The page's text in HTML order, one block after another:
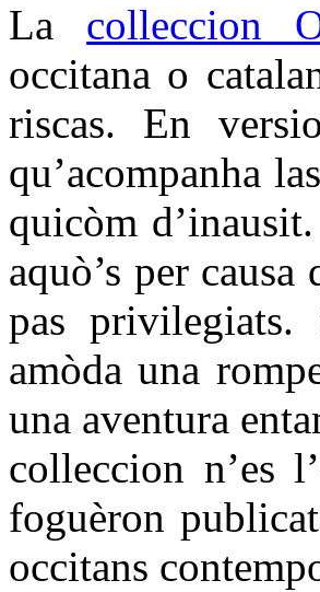
La colleccion
occitana o
riscas. En
qu’acompanha
quicòm
aquò’s per
pas privilegiats.
amòda una
una aventura
colleccion n’es
foguèron
occitans